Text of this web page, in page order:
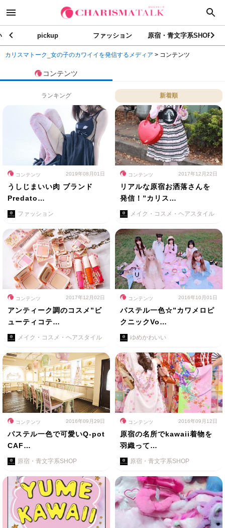
pickup ファッション 原宿・青文字系SHOP
カリスマトーク_女の子のカワイイを発信するメディア > コンテンツ
コンテンツ
ランキング 新着順
コンテンツ 2019年08月01日
うしじまいい肉 ブランド
Predato…
ファッション
コンテンツ 2017年12月22日
リアルな原宿お洒落さんを
発信！”カリス…
メイク・コスメ・ヘアスタイル
コンテンツ 2017年12月02日
アンティーク調のコスメ”ビ
ューティコテ…
メイク・コスメ・ヘアスタイル
コンテンツ 2016年10月01日
パステル一色☆”カワメロピ
クニックVo…
ゆめかわいい
コンテンツ 2016年09月29日
パステル一色で可愛いQ-pot
CAF…
原宿・青文字系SHOP
コンテンツ 2016年09月12日
原宿の名所でkawaii着物を
羽織って…
原宿・青文字系SHOP